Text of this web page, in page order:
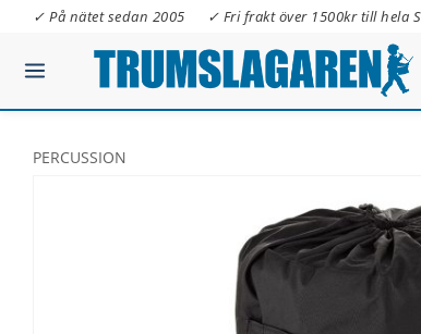
✓ På nätet sedan 2005 ✓ Fri frakt över 1500kr till hela
PERCUSSION